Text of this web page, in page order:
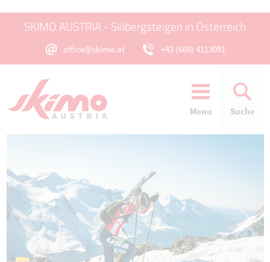
SKIMO AUSTRIA - Skibergsteigen in Österreich
office@skimo.at +43 (660) 4113091
Menu Suche